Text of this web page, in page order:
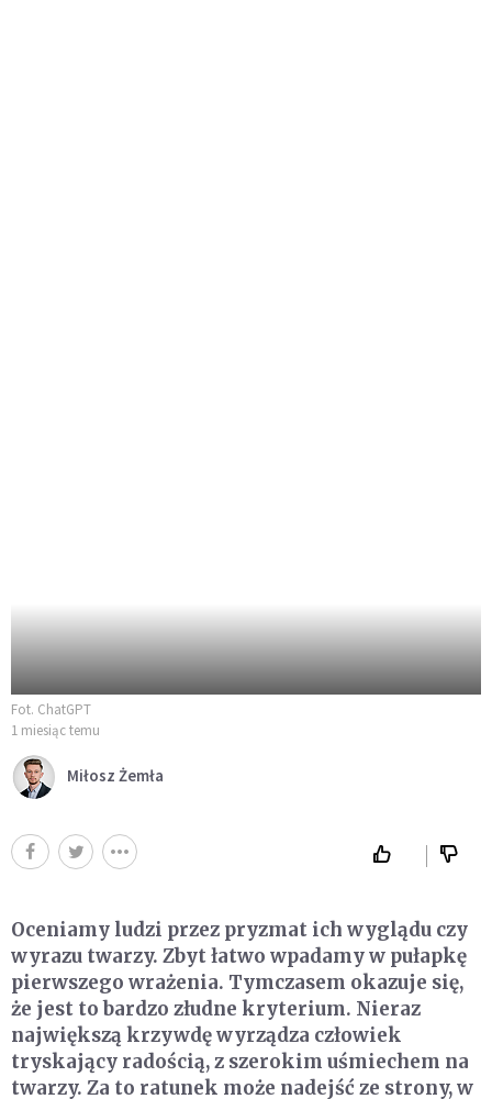
Fot. ChatGPT
1 miesiąc temu
Miłosz Żemła
Oceniamy ludzi przez pryzmat ich wyglądu czy
wyrazu twarzy. Zbyt łatwo wpadamy w pułapkę
pierwszego wrażenia. Tymczasem okazuje się,
że jest to bardzo złudne kryterium. Nieraz
największą krzywdę wyrządza człowiek
tryskający radością, z szerokim uśmiechem na
twarzy. Za to ratunek może nadejść ze strony, w